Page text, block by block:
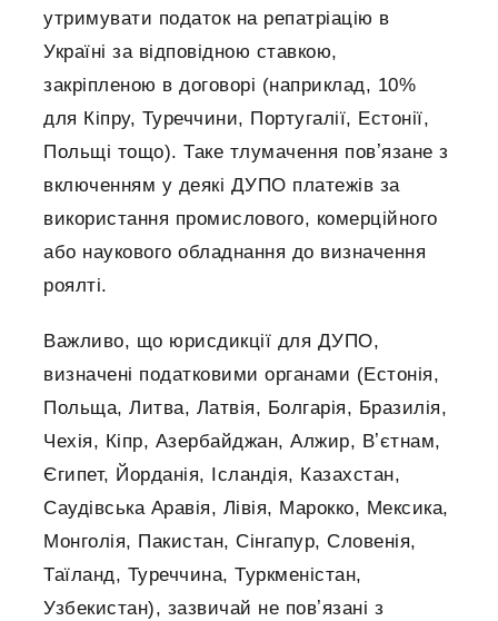
утримувати податок на репатріацію в
Україні за відповідною ставкою,
закріпленою в договорі (наприклад, 10%
для Кіпру, Туреччини, Португалії, Естонії,
Польщі тощо). Таке тлумачення повʼязане з
включенням у деякі ДУПО платежів за
використання промислового, комерційного
або наукового обладнання до визначення
роялті.
Важливо, що юрисдикції для ДУПО,
визначені податковими органами (Естонія,
Польща, Литва, Латвія, Болгарія, Бразилія,
Чехія, Кіпр, Азербайджан, Алжир, Вʼєтнам,
Єгипет, Йорданія, Ісландія, Казахстан,
Саудівська Аравія, Лівія, Марокко, Мексика,
Монголія, Пакистан, Сінгапур, Словенія,
Таїланд, Туреччина, Туркменістан,
Узбекистан), зазвичай не повʼязані з